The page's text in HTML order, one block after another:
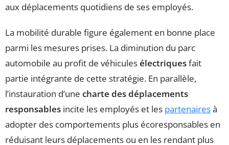
aux déplacements quotidiens de ses employés.
La mobilité durable figure également en bonne place
parmi les mesures prises. La diminution du parc
automobile au profit de véhiculesélectriquesfait
partie intégrante de cette stratégie. En parallèle,
l’instauration d’une charte des déplacements
responsables incite les employés et les partenairesà
adopter des comportements plus écoresponsables en
réduisant leurs déplacements ou en les rendant plus